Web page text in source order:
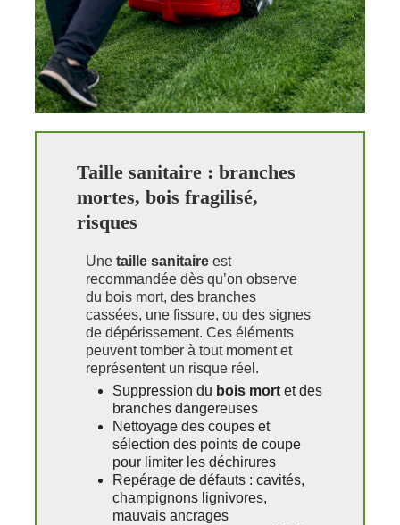
Taille sanitaire : branches
mortes, bois fragilisé,
risques
Une taille sanitaire est
recommandée dès qu’on observe
du bois mort, des branches
cassées, une fissure, ou des signes
de dépérissement. Ces éléments
peuvent tomber à tout moment et
représentent un risque réel.
Suppression du bois mort et des
branches dangereuses
Nettoyage des coupes et
sélection des points de coupe
pour limiter les déchirures
Repérage de défauts : cavités,
champignons lignivores,
mauvais ancrages